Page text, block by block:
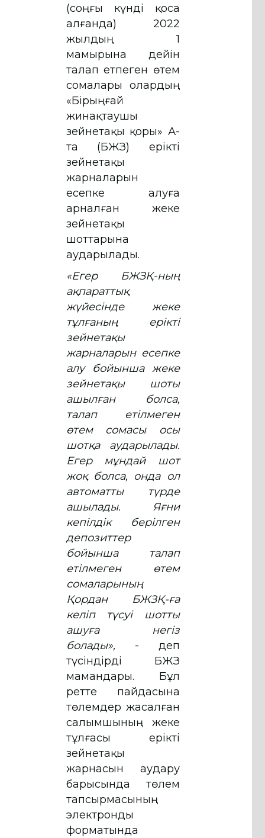
(соңғы күнді қоса
алғанда) 2022
жылдың 1
мамырына дейін
талап етпеген өтем
сомалары олардың
«Бірыңғай
жинақтаушы
зейнетақы қоры» АҚ-
та (БЖЗҚ) ерікті
зейнетақы
жарналарын
есепке алуға
арналған жеке
зейнетақы
шоттарына
аударылады.
«Егер БЖЗҚ-ның
ақпараттық
жүйесінде жеке
тұлғаның ерікті
зейнетақы
жарналарын есепке
алу бойынша жеке
зейнетақы шоты
ашылған болса,
талап етілмеген
өтем сомасы осы
шотқа аударылады.
Егер мұндай шот
жоқ болса, онда ол
автоматты түрде
ашылады. Яғни
кепілдік берілген
депозиттер
бойынша талап
етілмеген өтем
сомаларының
Қордан БЖЗҚ-ға
келіп түсуі шотты
ашуға негіз
болады», - деп
түсіндірді БЖЗҚ
мамандары. Бұл
ретте пайдасына
төлемдер жасалған
салымшының жеке
тұлғасы ерікті
зейнетақы
жарнасын аудару
барысында төлем
тапсырмасының
электронды
форматында